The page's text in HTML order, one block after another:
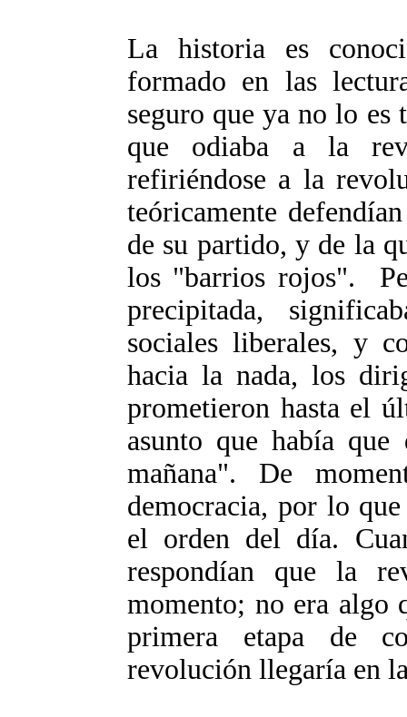
La historia es
formado en las
seguro que ya no lo
que odiaba a la
refiriéndose a la
teóricamente
de su partido, y de la
los "barrios rojos".
precipitada,
sociales liberales, y
hacia la nada, los
prometieron hasta el
asunto que había que
mañana". De
democracia, por lo
el orden del día.
respondían que la
momento; no era algo
primera etapa de
revolución llegaría en